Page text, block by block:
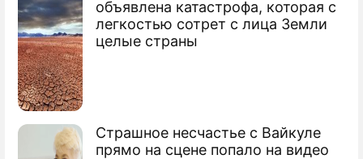
объявлена катастрофа, которая с
легкостью сотрет с лица Земли
целые страны
Страшное несчастье с Вайкуле
прямо на сцене попало на видео
Борис Моисеев попал в ДТП под Ялтой
Борис Моисеев женится в сентябре
Борис Моисеев потерял сознание на
концерте